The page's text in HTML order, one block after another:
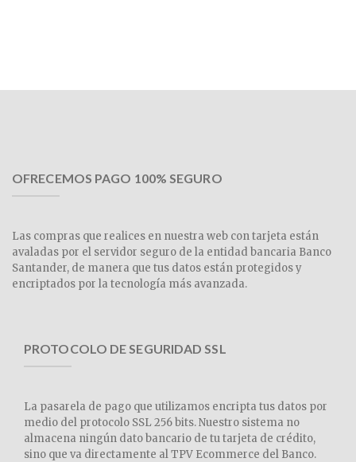
OFRECEMOS PAGO 100% SEGURO
Las compras que realices en nuestra web con tarjeta están
avaladas por el servidor seguro de la entidad bancaria Banco
Santander, de manera que tus datos están protegidos y
encriptados por la tecnología más avanzada.
PROTOCOLO DE SEGURIDAD SSL
La pasarela de pago que utilizamos encripta tus datos por
medio del protocolo SSL 256 bits. Nuestro sistema no
almacena ningún dato bancario de tu tarjeta de crédito,
sino que va directamente al TPV Ecommerce del Banco.